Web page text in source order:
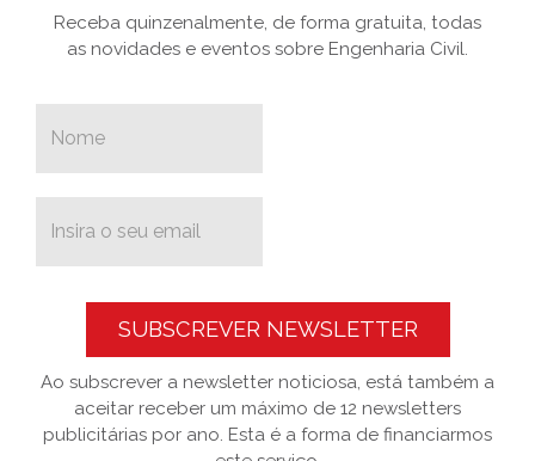
Receba quinzenalmente, de forma gratuita, todas
as novidades e eventos sobre Engenharia Civil.
SUBSCREVER NEWSLETTER
Ao subscrever a newsletter noticiosa, está também a
aceitar receber um máximo de 12 newsletters
publicitárias por ano. Esta é a forma de financiarmos